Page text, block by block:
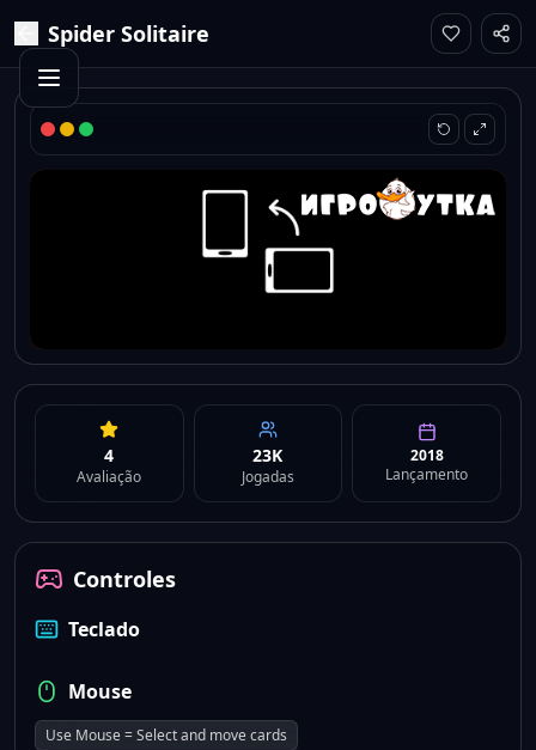
Spider Solitaire
4
Avaliação
23K
Jogadas
2018
Lançamento
Controles
Teclado
Mouse
Use Mouse = Select and move cards